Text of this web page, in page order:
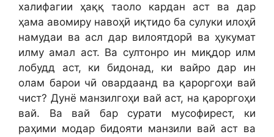
халифагии ҳаққ таоло кардан аст ва дар
ҳама авомиру навоҳӣ иқтидо ба сулуки илоҳӣ
намудаи ва асл дар вилоятдорӣ ва ҳукумат
илму амал аст. Ва султонро ин миқдор илм
лобудд аст, ки бидонад, ки вайро дар ин
олам барои чӣ овардаанд ва қароргоҳи вай
чист? Дунё манзилгоҳи вай аст, на қароргоҳи
вай. Ва вай бар сурати мусофирест, ки
раҳими модар бидояти манзили вай аст ва